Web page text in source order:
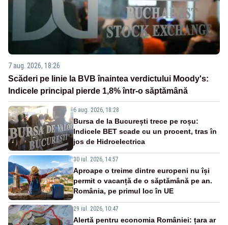
7 aug. 2026, 18:26
Scăderi pe linie la BVB înaintea verdictului Moody's:
Indicele principal pierde 1,8% într-o săptămână
6 aug. 2026, 18:28
Bursa de la București trece pe roșu:
Indicele BET scade cu un procent, tras în
jos de Hidroelectrica
30 iul. 2026, 14:57
Aproape o treime dintre europeni nu își
permit o vacanță de o săptămână pe an.
România, pe primul loc în UE
29 iul. 2026, 10:47
Alertă pentru economia României: țara ar